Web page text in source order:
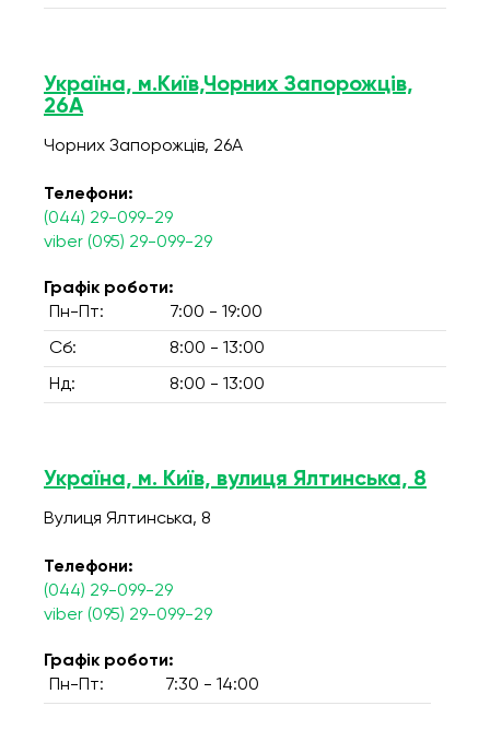
Україна, м.Київ,Чорних Запорожців,
26А
Чорних Запорожців, 26А
Телефони:
(044) 29-099-29
viber (095) 29-099-29
Графік роботи:
Пн-Пт:
7:00 - 19:00
Сб: 8:00 - 13:00
Нд: 8:00 - 13:00
Україна, м. Київ, вулиця Ялтинська, 8
Вулиця Ялтинська, 8
Телефони:
(044) 29-099-29
viber (095) 29-099-29
Графік роботи:
Пн-Пт:
7:30 - 14:00